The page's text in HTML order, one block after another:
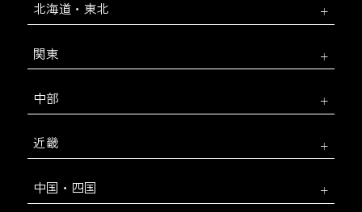
北海道・東北
関東
中部
近畿
中国・四国